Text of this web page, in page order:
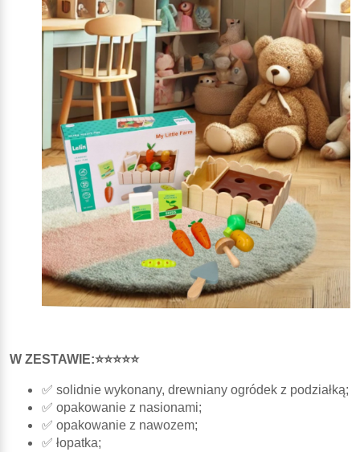
W ZESTAWIE:⭐⭐⭐⭐⭐
✅ solidnie wykonany, drewniany ogródek z podziałką;
✅ opakowanie z nasionami;
✅ opakowanie z nawozem;
✅ łopatka;